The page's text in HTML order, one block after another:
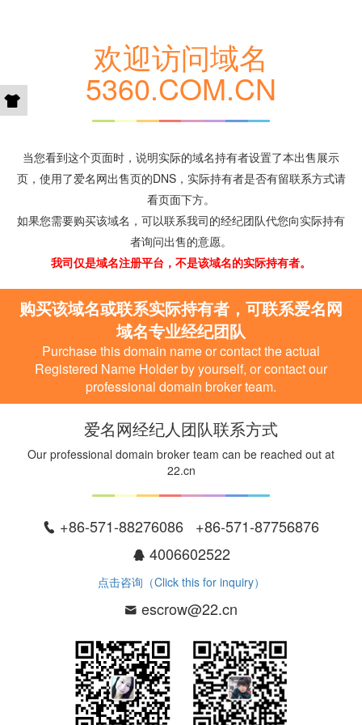
欢迎访问域名
5360.COM.CN
当您看到这个页面时，说明实际的域名持有者设置了本出售展示
页，使用了爱名网出售页的DNS，实际持有者是否有留联系方式请
看页面下方。
如果您需要购买该域名，可以联系我司的经纪团队代您向实际持有
者询问出售的意愿。
我司仅是域名注册平台，不是该域名的实际持有者。
购买该域名或联系实际持有者，可联系爱名网
域名专业经纪团队
Purchase this domain name or contact the actual
Registered Name Holder by yourself, or contact our
professional domain broker team.
爱名网经纪人团队联系方式
Our professional domain broker team can be reached out at
22.cn
+86-571-88276086 +86-571-87756876
4006602522
点击咨询（Click this for inquiry）
escrow@22.cn